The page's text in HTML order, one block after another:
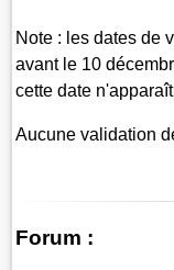
Note : les dates de
avant le 10
cette date
Aucune validation
Forum :